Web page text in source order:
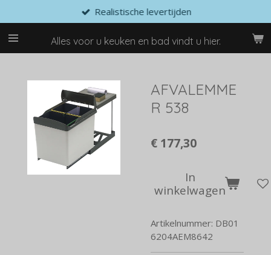
direct
naar
de
Alles voor u keuken en bad vindt u hier.
Realistische levertijden
AFVALEMME
R 538
€ 177,30
In
winkelwagen
Artikelnummer: DB01
6204AEM8642